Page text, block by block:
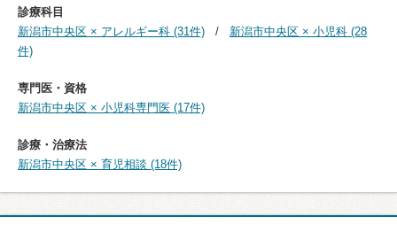
診療科目
新潟市中央区 × アレルギー科 (31件)
新潟市中央区 × 小児科 (28
件)
専門医・資格
新潟市中央区 × 小児科専門医 (17件)
診療・治療法
新潟市中央区 × 育児相談 (18件)